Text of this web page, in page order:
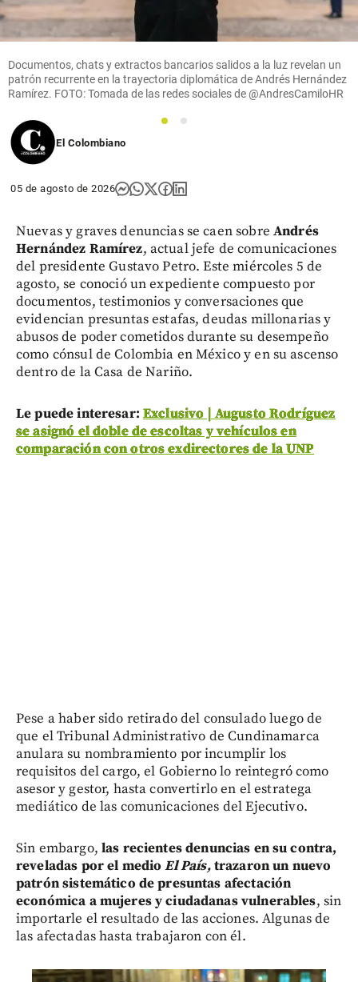
Documentos, chats y extractos bancarios salidos a la luz revelan un
patrón recurrente en la trayectoria diplomática de Andrés Hernández
Ramírez. FOTO: Tomada de las redes sociales de @AndresCamiloHR
1
2
El Colombiano
05 de agosto de 2026
Nuevas y graves denuncias se caen sobre Andrés
Hernández Ramírez, actual jefe de comunicaciones
del presidente Gustavo Petro. Este miércoles 5 de
agosto, se conoció un expediente compuesto por
documentos, testimonios y conversaciones que
evidencian presuntas estafas, deudas millonarias y
abusos de poder cometidos durante su desempeño
como cónsul de Colombia en México y en su ascenso
dentro de la Casa de Nariño.
Le puede interesar: Exclusivo | Augusto Rodríguez
se asignó el doble de escoltas y vehículos en
comparación con otros exdirectores de la UNP
Pese a haber sido retirado del consulado luego de
que el Tribunal Administrativo de Cundinamarca
anulara su nombramiento por incumplir los
requisitos del cargo, el Gobierno lo reintegró como
asesor y gestor, hasta convertirlo en el estratega
mediático de las comunicaciones del Ejecutivo.
Sin embargo, las recientes denuncias en su contra,
reveladas por el medioEl País,trazaron un nuevo
patrón sistemático de presuntas afectación
económica a mujeres y ciudadanas vulnerables, sin
importarle el resultado de las acciones. Algunas de
las afectadas hasta trabajaron con él.